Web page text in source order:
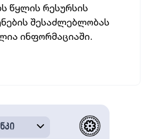
წყლის რესურსის
შესაძლებლობას
ინფორმაციაში.